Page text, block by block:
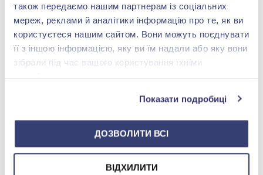
також передаємо нашим партнерам із соціальних
мереж, реклами й аналітики інформацію про те, як ви
користуєтеся нашим сайтом. Вони можуть поєднувати
її з іншою інформацією, яку ви їм надали або яку вони
зібрали під час вашого користування їхніми
Показати подробиці
ДОЗВОЛИТИ ВСІ
ВІДХИЛИТИ
Вставка: фіаніт/куб.цирконій
Метал: срібло 925°
0.6 г.
БРЕНДОВЕ ПАКУВАННЯ